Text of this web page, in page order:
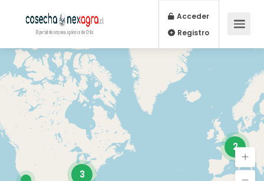
Acceder
Registro
2
3